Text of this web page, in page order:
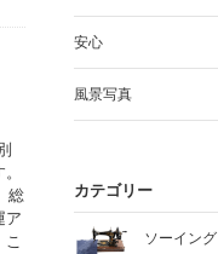
総
ア
安心
風景写真
カテゴリー
ソーイング